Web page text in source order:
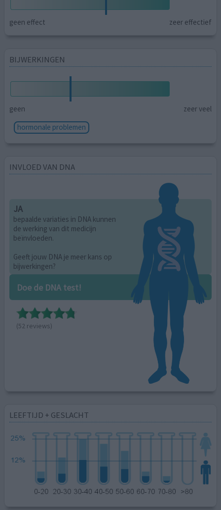
geen effect zeer effectief
BIJWERKINGEN
geen
zeer veel
hormonale problemen
INVLOED VAN DNA
JA
bepaalde variaties in DNA kunnen
de werking van dit medicijn
beïnvloeden.
Geeft jouw DNA je meer kans op
bijwerkingen?
Doe de DNA test!
(52 reviews)
LEEFTIJD + GESLACHT